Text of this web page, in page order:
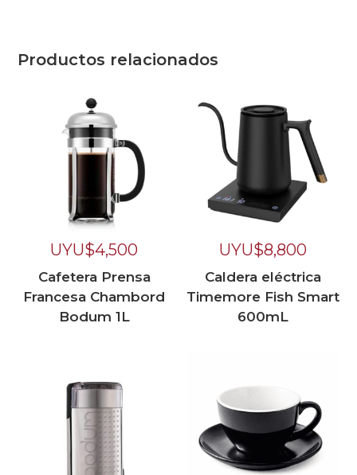
Productos relacionados
UYU$4,500
Cafetera Prensa
Francesa Chambord
Bodum 1L
UYU$8,800
Caldera eléctrica
Timemore Fish Smart
600mL